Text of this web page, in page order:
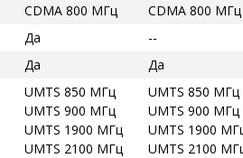
CDMA 800 МГц
CDMA 800 МГц
Да
--
Да
Да
UMTS 850 МГц
UMTS 900 МГц
UMTS 1900 МГц
UMTS 2100 МГц
UMTS 850 МГц
UMTS 900 МГц
UMTS 1900
UMTS 2100